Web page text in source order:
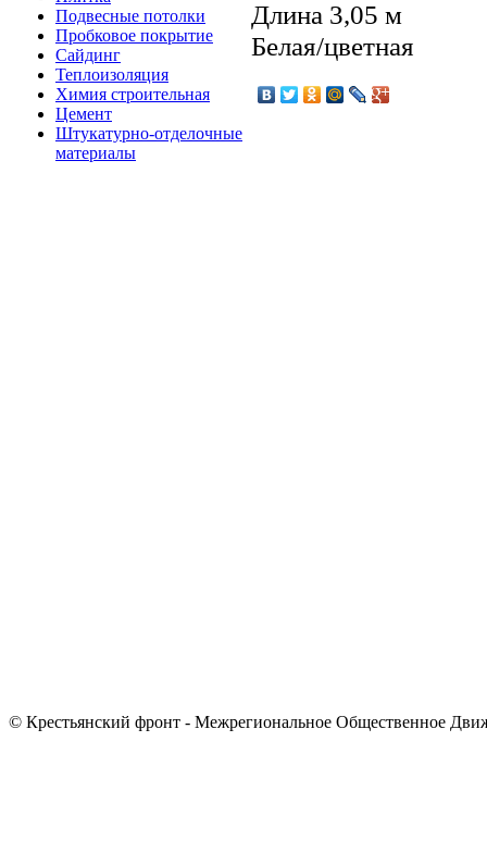
Подвесные потолки
Пробковое покрытие
Сайдинг
Теплоизоляция
Химия строительная
Цемент
Штукатурно-отделочные
материалы
Длина 3,05 м
Белая/цветная
© Крестьянский фронт - Межрегиональное Общественное